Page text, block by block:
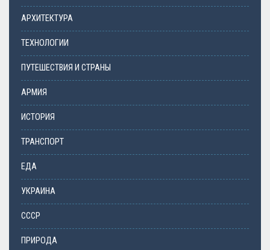
АРХИТЕКТУРА
ТЕХНОЛОГИИ
ПУТЕШЕСТВИЯ И СТРАНЫ
АРМИЯ
ИСТОРИЯ
ТРАНСПОРТ
ЕДА
УКРАИНА
СССР
ПРИРОДА